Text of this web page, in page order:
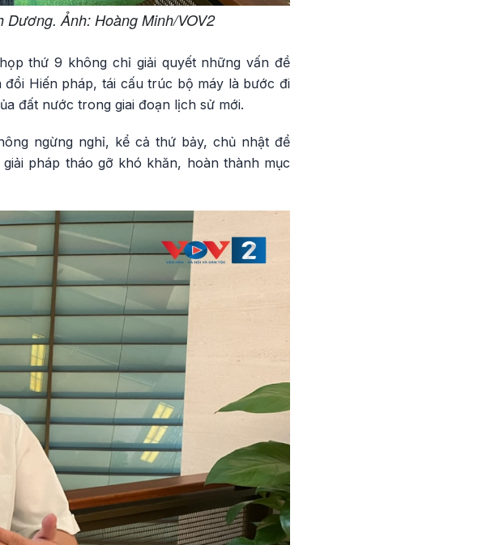
Ảnh: Hoàng Minh/VOV2
thứ 9 không chỉ giải quyết những vấn đề
Hiến pháp, tái cấu trúc bộ máy là bước đi
đất nước trong giai đoạn lịch sử mới.
ngừng nghỉ, kể cả thứ bảy, chủ nhật để
pháp tháo gỡ khó khăn, hoàn thành mục